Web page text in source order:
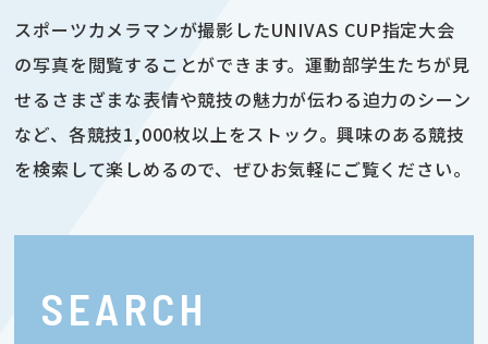
スポーツカメラマンが撮影したUNIVAS CUP指定大会
の写真を閲覧することができます。運動部学生たちが見
せるさまざまな表情や競技の魅力が伝わる迫力のシーン
など、各競技1,000枚以上をストック。興味のある競技
を検索して楽しめるので、ぜひお気軽にご覧ください。
SEARCH